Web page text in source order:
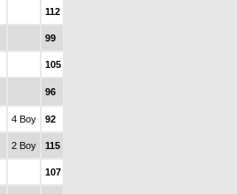
112
99
105
96
4 Boy 92
2 Boy 115
107